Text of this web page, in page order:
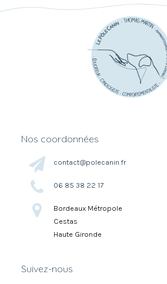
Nos coordonnées
contact@polecanin.fr
06 85 38 22 17
Bordeaux Métropole
Cestas
Haute Gironde
Suivez-nous